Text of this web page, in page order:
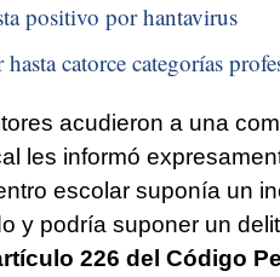
positivo por hantavirus
catorce categorías
acudieron a una
les informó
escolar suponía un
y podría suponer un
226 del Código